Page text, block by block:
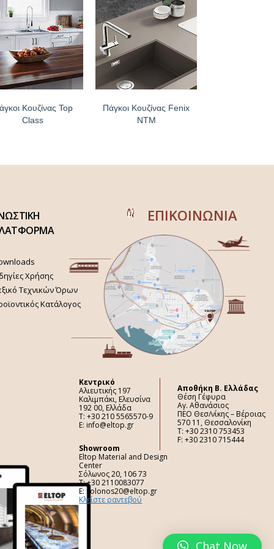
Κουζίνας Top
Class
Πάγκοι Κουζίνας Fenix
NTM
Χρήσης
Τεχνικών Όρων
Κατάλογος
ΕΠΙΚΟΙΝΩΝΙΑ
Κεντρικό
Αλιευτικής 197
Καλιμπάκι, Ελευσίνα
192 00, Ελλάδα
Τ: +30 210 5565570-9
E: info@eltop.gr
Showroom
Eltop Material and Design
Center
Σόλωνος 20, 106 73
Τ: +30 2110083077
E: solonos20@eltop.gr
Κλείστε ραντεβού
Aποθήκη Β. Ελλάδας
Θέση Γέφυρα
Αγ. Αθανάσιος
ΠΕΟ Θεσ/νίκης – Βέροιας
570 11, Θεσσαλονίκη
Τ: +30 2310 753453
F: +30 2310 715444
Chat Now